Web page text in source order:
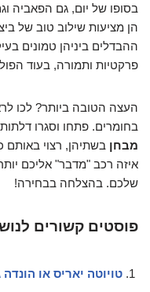
בסופו של יום, גם הפאביה
הן מציעות שילוב טוב של
ההבדלים ביניהן טמונים
פרקטיות ותמורה, בעוד
העצה הטובה ביותר? לכו
בחומרים. פתחו וסגרו
מבחן בשתיהן, רצוי באותם
איזה רכב "מדבר" אליכם
שלכם. בהצלחה בבחירה!
פוסטים קשורים
טויוטה יאריס או הונדה